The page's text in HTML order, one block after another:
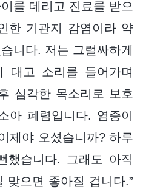
를 데리고 진료를 받으
한 기관지 감염이라 약
니다. 저는 그럴싸하게
대고 소리를 들어가며
심각한 목소리로 보호
아 폐렴입니다. 염증이
제야 오셨습니까? 하루
했습니다. 그래도 아직
맞으면 좋아질 겁니다.”